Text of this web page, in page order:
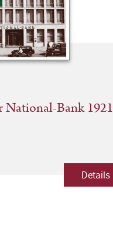
National-Bank 1921
Details